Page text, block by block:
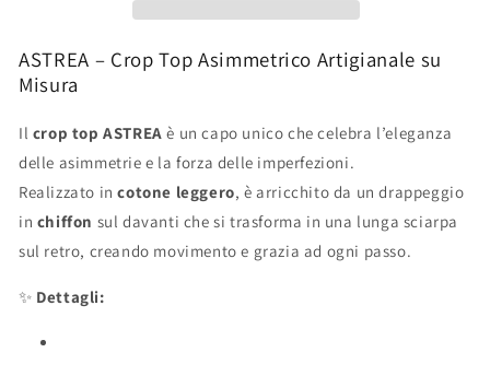
ASTREA – Crop Top Asimmetrico Artigianale su
Misura
Il crop top ASTREA è un capo unico che celebra l’eleganza
delle asimmetrie e la forza delle imperfezioni.
Realizzato incotone leggero, è arricchito da un drappeggio
in chiffon sul davanti che si trasforma in una lunga sciarpa
sul retro, creando movimento e grazia ad ogni passo.
✨ Dettagli: